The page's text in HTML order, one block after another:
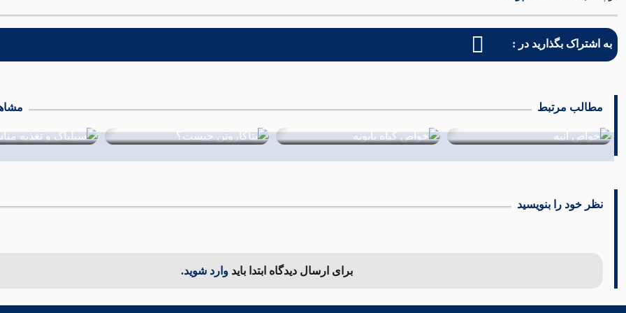
به اشتراک بگذارید در :
مطالب مرتبط
نظر خود را بنویسید
برای ارسال دیدگاه ابتدا باید وارد شوید.